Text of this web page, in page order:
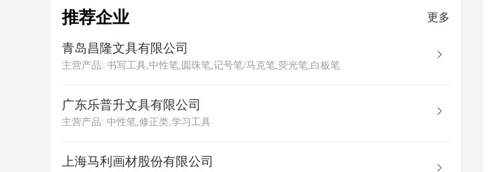
推荐企业 更多
青岛昌隆文具有限公司
主营产品: 书写工具,中性笔,圆珠笔,记号笔/马克笔,荧光笔,白板笔
广东乐普升文具有限公司
主营产品: 中性笔,修正类,学习工具
上海马利画材股份有限公司